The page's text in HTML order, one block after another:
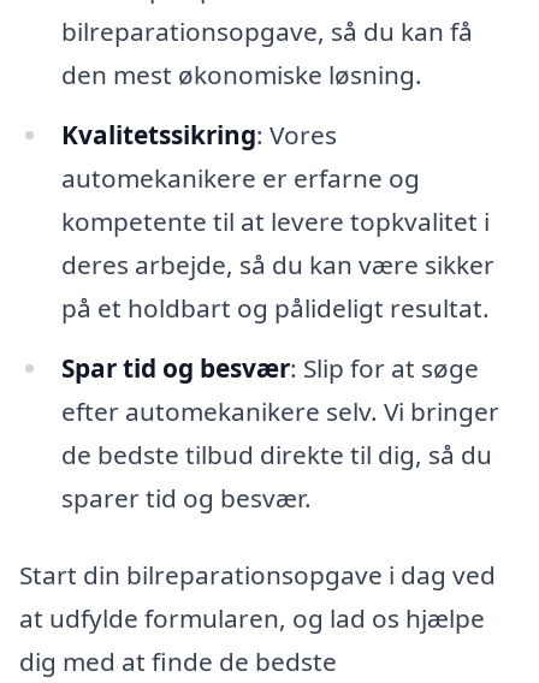
bilreparationsopgave, så du kan få
den mest økonomiske løsning.
Kvalitetssikring: Vores
automekanikere er erfarne og
kompetente til at levere topkvalitet i
deres arbejde, så du kan være sikker
på et holdbart og pålideligt resultat.
Spar tid og besvær: Slip for at søge
efter automekanikere selv. Vi bringer
de bedste tilbud direkte til dig, så du
sparer tid og besvær.
Start din bilreparationsopgave i dag ved
at udfylde formularen, og lad os hjælpe
dig med at finde de bedste